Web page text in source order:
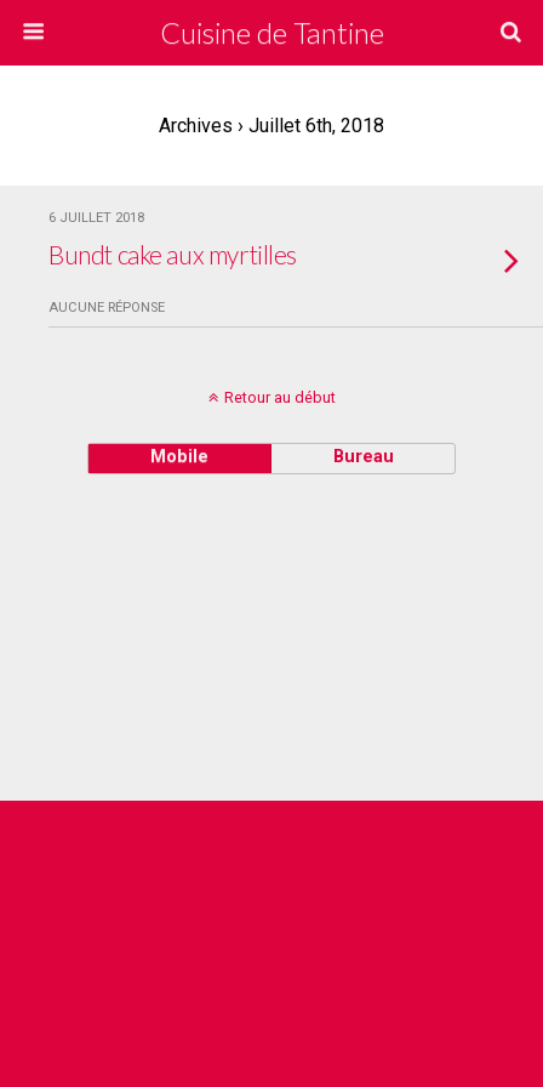
Cuisine de Tantine
Archives › Juillet 6th, 2018
6 JUILLET 2018
Bundt cake aux myrtilles
AUCUNE RÉPONSE
Retour au début
Mobile Bureau